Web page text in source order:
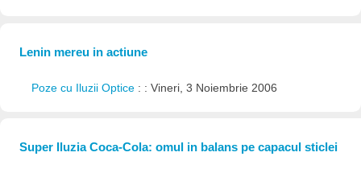
Lenin mereu in actiune
Poze cu Iluzii Optice : : Vineri, 3 Noiembrie 2006
Super Iluzia Coca-Cola: omul in balans pe capacul sticlei